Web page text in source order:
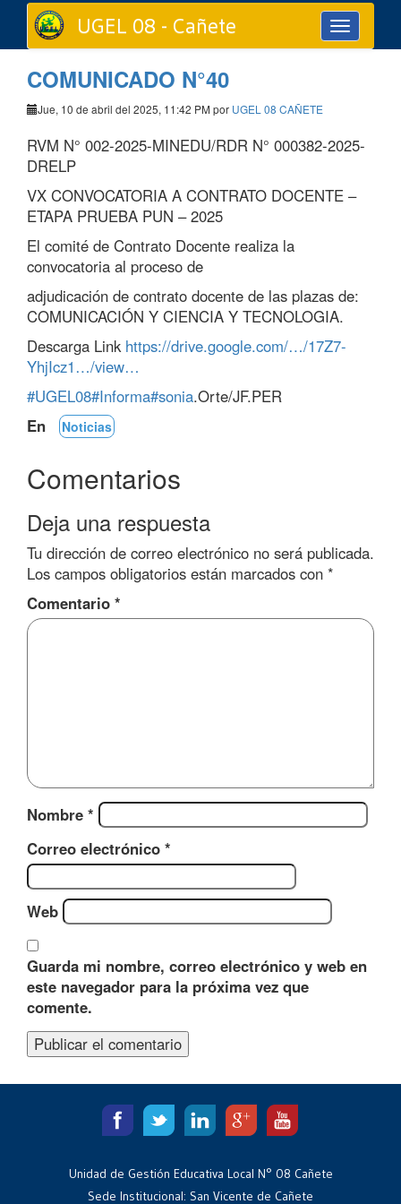
Toggle
navigation
UGEL 08 - Cañete
COMUNICADO N°40
Jue, 10 de abril del 2025, 11:42 PM por UGEL 08 CAÑETE
RVM N° 002-2025-MINEDU/RDR N° 000382-2025-
DRELP
VX CONVOCATORIA A CONTRATO DOCENTE –
ETAPA PRUEBA PUN – 2025
El comité de Contrato Docente realiza la
convocatoria al proceso de
adjudicación de contrato docente de las plazas de:
COMUNICACIÓN Y CIENCIA Y TECNOLOGIA.
Descarga Link https://drive.google.com/…/17Z7-
YhjIcz1…/view…
#UGEL08#Informa#sonia.Orte/JF.PER
En
Noticias
Comentarios
Deja una respuesta
Tu dirección de correo electrónico no será publicada.
Los campos obligatorios están marcados con *
Comentario *
Nombre *
Correo electrónico *
Web
Guarda mi nombre, correo electrónico y web en
este navegador para la próxima vez que
comente.
Unidad de Gestión Educativa Local N° 08 Cañete
Sede Institucional: San Vicente de Cañete